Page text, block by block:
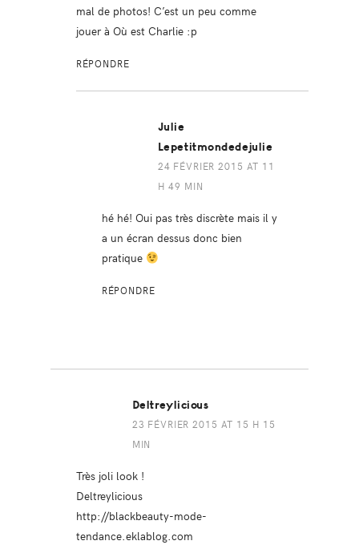
mal de photos! C’est un peu comme
jouer à Où est Charlie :p
RÉPONDRE
Julie
Lepetitmondedejulie
24 FÉVRIER 2015 AT 11
H 49 MIN
hé hé! Oui pas très discrète mais il y
a un écran dessus donc bien
pratique
RÉPONDRE
Deltreylicious
23 FÉVRIER 2015 AT 15 H 15
MIN
Très joli look !
Deltreylicious
http://blackbeauty-mode-
tendance.eklablog.com